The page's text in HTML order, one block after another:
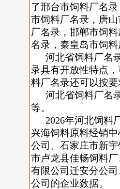
了邢台市饲料厂名
市饲料厂名录，唐
厂名录，邯郸市饲
名录，秦皇岛市饲
河北省饲料厂名
录具有开放性特点
料厂名录还可以按要
河北省饲料厂名
等。
2026年河北饲料
兴海饲料原料经销
公司、石家庄市新
市卢龙县佳畅饲料
有限公司迁安分公
公司的企业数据。